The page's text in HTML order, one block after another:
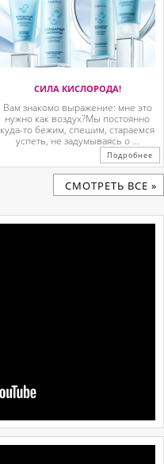
СИЛА КИСЛОРОДА!
Вам знакомо выражение: мне это
нужно как воздух?Мы постоянно
куда-то бежим, спешим, стараемся
успеть, не задумываясь о ...
Подробнее
CМОТРЕТЬ ВСЕ »